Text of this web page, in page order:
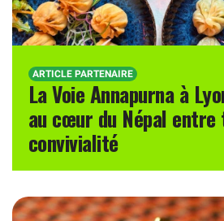
ARTICLE PARTENAIRE
La Voie Annapurna à
au cœur du Népal
convivialité